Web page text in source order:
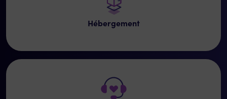
Hébergement